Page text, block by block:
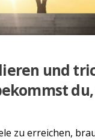
und
zu erreichen,